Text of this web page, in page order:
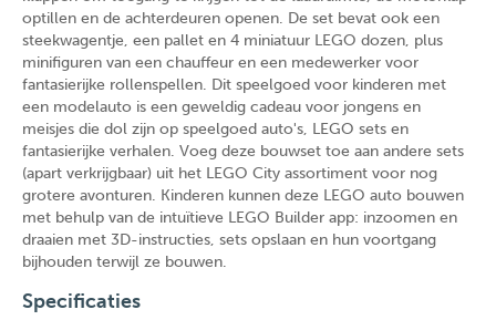
optillen en de achterdeuren openen. De set bevat ook een
steekwagentje, een pallet en 4 miniatuur LEGO dozen, plus
minifiguren van een chauffeur en een medewerker voor
fantasierijke rollenspellen. Dit speelgoed voor kinderen met
een modelauto is een geweldig cadeau voor jongens en
meisjes die dol zijn op speelgoed auto's, LEGO sets en
fantasierijke verhalen. Voeg deze bouwset toe aan andere sets
(apart verkrijgbaar) uit het LEGO City assortiment voor nog
grotere avonturen. Kinderen kunnen deze LEGO auto bouwen
met behulp van de intuïtieve LEGO Builder app: inzoomen en
draaien met 3D-instructies, sets opslaan en hun voortgang
bijhouden terwijl ze bouwen.
Specificaties